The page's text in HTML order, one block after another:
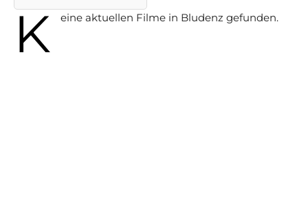
K eine aktuellen Filme in Bludenz gefunden.